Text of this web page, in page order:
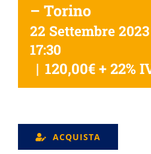
– Torino
22 Settembre 2023
17:30
| 120,00€ + 22%
ACQUISTA